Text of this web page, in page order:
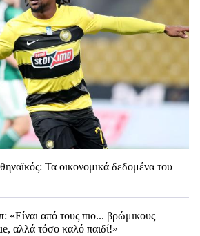
Τα οικονομικά δεδομένα του
«Είναι από τους πιο... βρώμικους
αλλά τόσο καλό παιδί!»